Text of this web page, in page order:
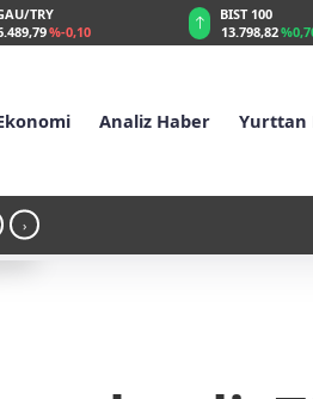
BIST 100
13.798,82%0,70
USD
47,5866
Analiz Haber Yurttan
devam" kararı çıktı
›